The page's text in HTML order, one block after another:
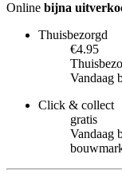
Online bijna
Thuisbezorgd
€4.95
Vandaag
Click & collect
gratis
Vandaag